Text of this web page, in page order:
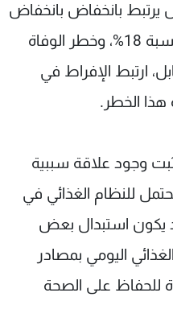
يرتبط بانخفاض بانخفاض
خطر الإصابة بسرطان الرئة بنسبة 18%، وخطر الوفاة
المقابل، ارتبط الإفراط في
هذا الخطر.
وجود علاقة سببية
للنظام الغذائي في
يكون استبدال بعض
اليومي بمصادر
للحفاظ على الصحة